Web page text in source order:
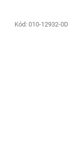
Kód: 010-12932-0D